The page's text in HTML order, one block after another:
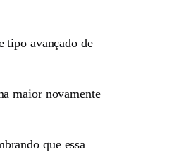
tipo avançado de
maior novamente
que essa